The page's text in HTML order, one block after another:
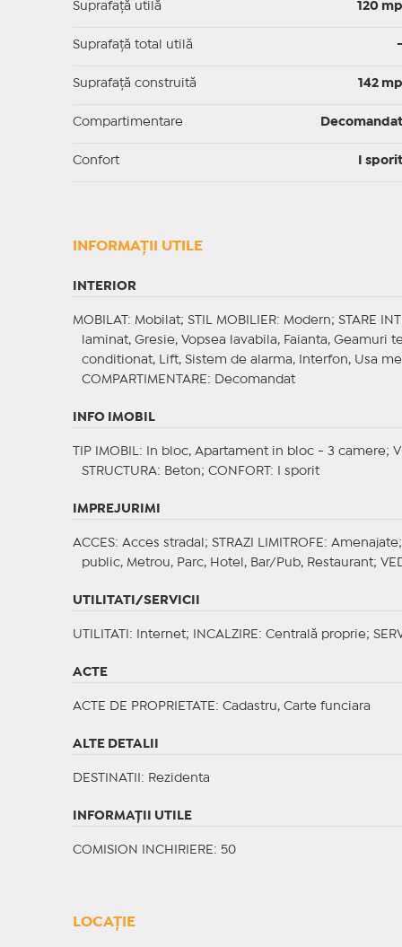
Suprafaţă utilă 120 mp
Suprafaţă total utilă -
Suprafaţă construită 142 mp
Compartimentare Decomandat
Confort I sporit
INFORMAŢII UTILE
INTERIOR
MOBILAT : Mobilat; STIL MOBILIER: Modern; STARE
laminat, Gresie, Vopsea lavabila, Faianta,
conditionat, Lift, Sistem de alarma, Interfon, Usa
COMPARTIMENTARE : Decomandat
INFO IMOBIL
TIP IMOBIL : In bloc, Apartament in bloc - 3 camere;
STRUCTURA: Beton; CONFORT : I sporit
IMPREJURIMI
ACCES: Acces stradal; STRAZI LIMITROFE :
public, Metrou, Parc, Hotel, Bar/Pub, Restaurant;
UTILITATI/SERVICII
UTILITATI : Internet; INCALZIRE : Centrală proprie;
ACTE
ACTE DE PROPRIETATE : Cadastru, Carte funciara
ALTE DETALII
DESTINATII : Rezidenta
INFORMAŢII UTILE
COMISION INCHIRIERE: 50
LOCAȚIE